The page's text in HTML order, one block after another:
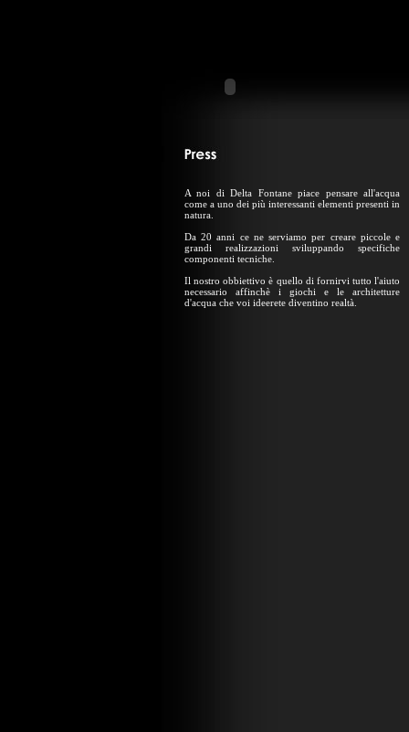
A noi di Delta Fontane piace pensare all'acqua
come a uno dei più interessanti elementi presenti in
natura.
Da 20 anni ce ne serviamo per creare piccole e
grandi realizzazioni sviluppando specifiche
componenti tecniche.
Il nostro obbiettivo è quello di fornirvi tutto l'aiuto
necessario affinchè i giochi e le architetture
d'acqua che voi ideerete diventino realtà.